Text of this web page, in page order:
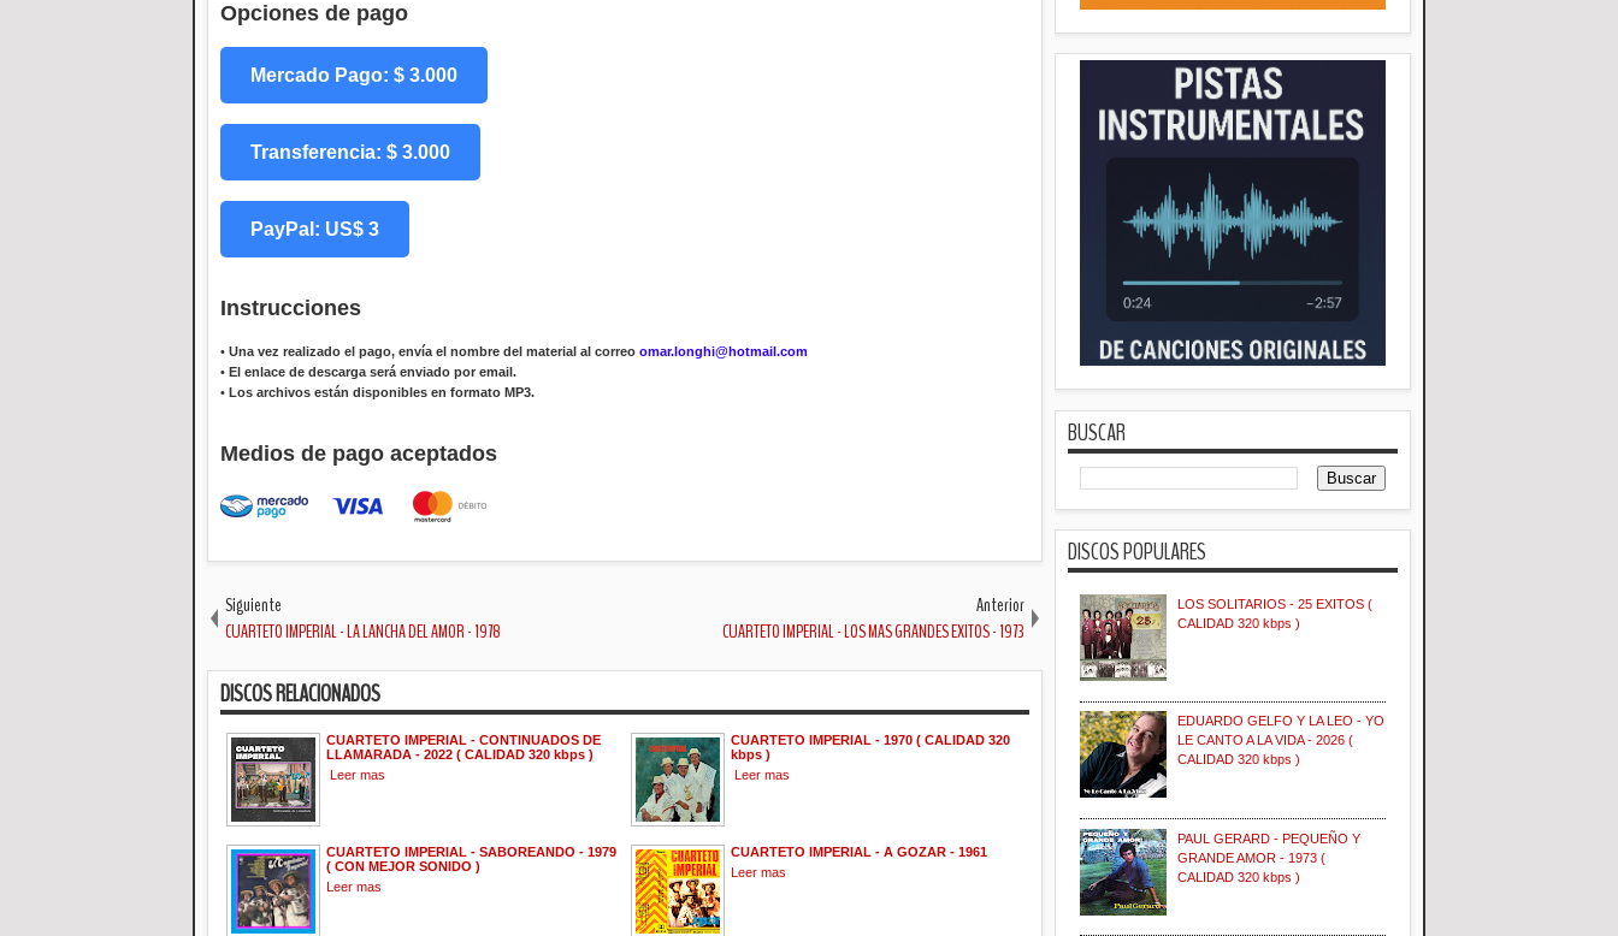
Opciones de pago
Mercado Pago: $ 3.000
Transferencia: $ 3.000
PayPal: US$ 3
Instrucciones
• Una vez realizado el pago, envía el nombre del material al correo omar.longhi@hotmail.com
• El enlace de descarga será enviado por email.
• Los archivos están disponibles en formato MP3.
Medios de pago aceptados
Siguiente
CUARTETO IMPERIAL - LA LANCHA DEL AMOR - 1978
Anterior
CUARTETO IMPERIAL - LOS MAS GRANDES EXITOS - 1973
DISCOS RELACIONADOS
CUARTETO IMPERIAL - CONTINUADOS DE
LLAMARADA - 2022 ( CALIDAD 320 kbps )
Leer mas
CUARTETO IMPERIAL - 1970 ( CALIDAD 320
kbps )
Leer mas
CUARTETO IMPERIAL - SABOREANDO - 1979
( CON MEJOR SONIDO )
Leer mas
CUARTETO IMPERIAL - A GOZAR - 1961
Leer mas
BUSCAR
DISCOS POPULARES
LOS SOLITARIOS - 25 EXITOS (
CALIDAD 320 kbps )
EDUARDO GELFO Y LA LEO - YO
LE CANTO A LA VIDA - 2026 (
CALIDAD 320 kbps )
PAUL GERARD - PEQUEÑO Y
GRANDE AMOR - 1973 (
CALIDAD 320 kbps )